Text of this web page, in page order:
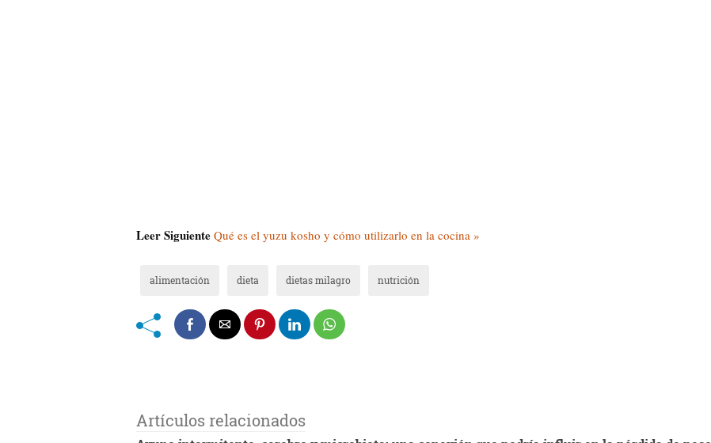
Leer Siguiente Qué es el yuzu kosho y cómo utilizarlo en la cocina »
alimentación dieta dietas milagro nutrición
Artículos relacionados